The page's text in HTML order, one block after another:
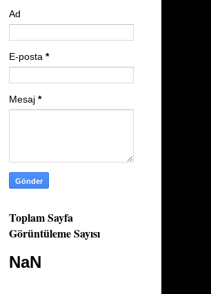
Ad
E-posta *
Mesaj *
Toplam Sayfa
Görüntüleme Sayısı
NaN